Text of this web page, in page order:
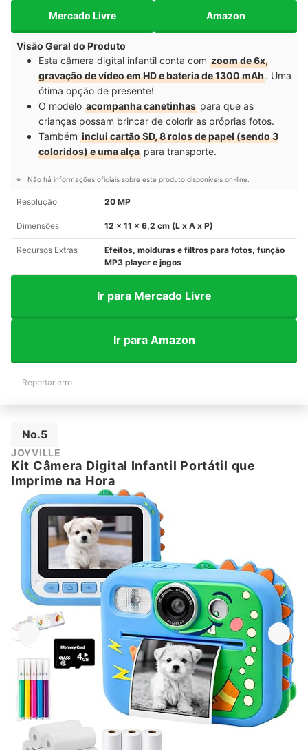
Mercado Livre Amazon
Visão Geral do Produto
Esta câmera digital infantil conta com zoom de 6x,
gravação de vídeo em HD e bateria de 1300 mAh. Uma
ótima opção de presente!
O modelo acompanha canetinhas para que as
crianças possam brincar de colorir as próprias fotos.
Também inclui cartão SD, 8 rolos de papel (sendo 3
coloridos) e uma alça para transporte.
Não há informações oficiais sobre este produto disponíveis on-line.
Resolução 20 MP
Dimensões 12 x 11 x 6,2 cm (L x A x P)
Recursos Extras
Efeitos, molduras e filtros para fotos, função
MP3 player e jogos
Ir para Mercado Livre
Ir para Amazon
Reportar erro
No.5
JOYVILLE
Kit Câmera Digital Infantil Portátil que
Imprime na Hora